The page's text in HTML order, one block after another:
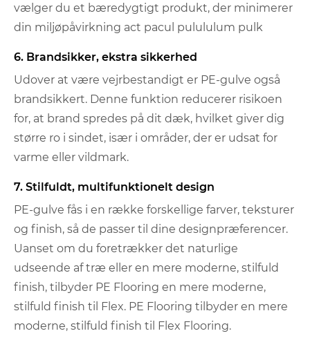
vælger du et bæredygtigt produkt, der minimerer
din miljøpåvirkning act pacul pulululum pulk
6. Brandsikker, ekstra sikkerhed
Udover at være vejrbestandigt er PE-gulve også
brandsikkert. Denne funktion reducerer risikoen
for, at brand spredes på dit dæk, hvilket giver dig
større ro i sindet, især i områder, der er udsat for
varme eller vildmark.
7. Stilfuldt, multifunktionelt design
PE-gulve fås i en række forskellige farver, teksturer
og finish, så de passer til dine designpræferencer.
Uanset om du foretrækker det naturlige
udseende af træ eller en mere moderne, stilfuld
finish, tilbyder PE Flooring en mere moderne,
stilfuld finish til Flex. PE Flooring tilbyder en mere
moderne, stilfuld finish til Flex Flooring.